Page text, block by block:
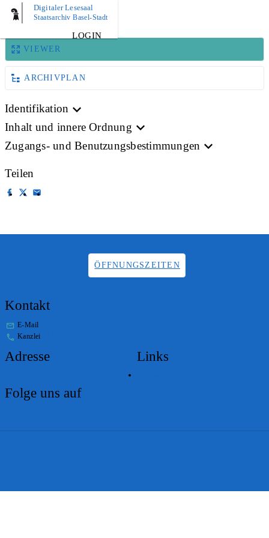
Digitaler Lesesaal
Staatsarchiv Basel-Stadt
LOGIN
BILD
VIEWER
ARCHIVPLAN
Identifikation
Inhalt und innere Ordnung
Zugangs- und Benutzungsbestimmungen
Teilen
ÖFFNUNGSZEITEN
Kontakt
E-Mail
Kanzlei
Adresse Links
Folge uns auf